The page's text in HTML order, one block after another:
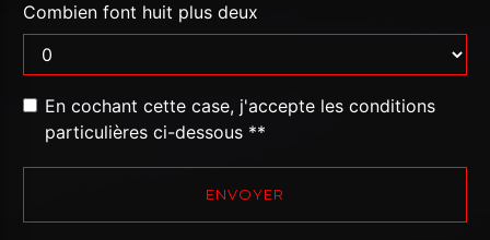
Combien font huit plus deux
En cochant cette case, j'accepte les conditions
particulières ci-dessous **
ENVOYER